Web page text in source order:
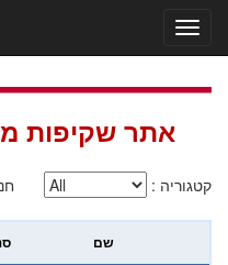
אתר שקיפות
: קטגוריה
שם